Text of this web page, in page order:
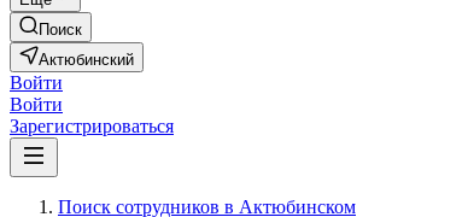
Поиск
Актюбинский
Войти
Войти
Зарегистрироваться
Поиск сотрудников в Актюбинском